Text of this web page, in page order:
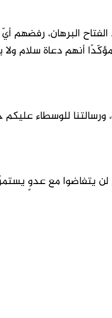
البرهان، رفضهم
أنهم دعاة سلام
للوسطاء عليكم
لن يتفاضوا مع عدوٍ